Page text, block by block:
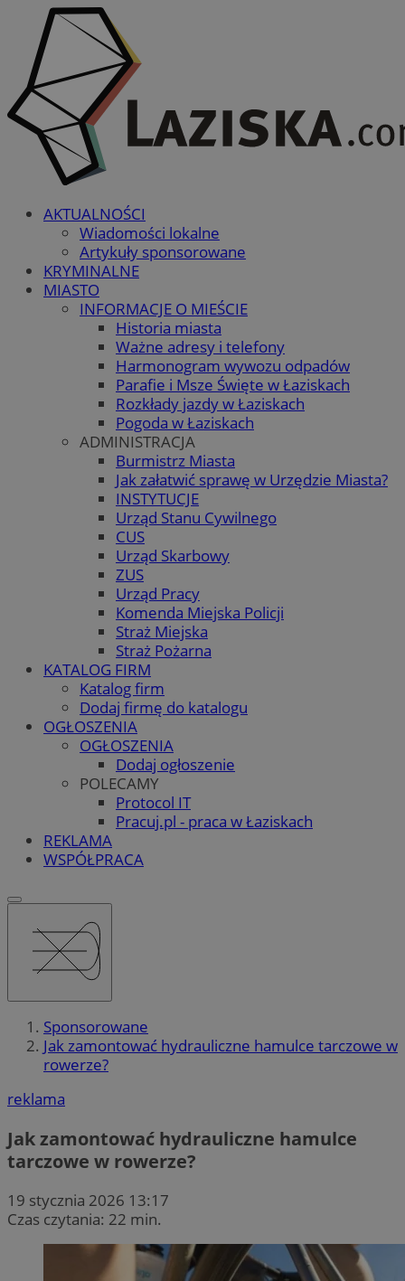
AKTUALNOŚCI
Wiadomości lokalne
Artykuły sponsorowane
KRYMINALNE
MIASTO
INFORMACJE O MIEŚCIE
Historia miasta
Ważne adresy i telefony
Harmonogram wywozu odpadów
Parafie i Msze Święte w Łaziskach
Rozkłady jazdy w Łaziskach
Pogoda w Łaziskach
ADMINISTRACJA
Burmistrz Miasta
Jak załatwić sprawę w Urzędzie Miasta?
INSTYTUCJE
Urząd Stanu Cywilnego
CUS
Urząd Skarbowy
ZUS
Urząd Pracy
Komenda Miejska Policji
Straż Miejska
Straż Pożarna
KATALOG FIRM
Katalog firm
Dodaj firmę do katalogu
OGŁOSZENIA
OGŁOSZENIA
Dodaj ogłoszenie
POLECAMY
Protocol IT
Pracuj.pl - praca w Łaziskach
REKLAMA
WSPÓŁPRACA
Sponsorowane
Jak zamontować hydrauliczne hamulce tarczowe w
rowerze?
reklama
Jak zamontować hydrauliczne hamulce
tarczowe w rowerze?
19 stycznia 2026 13:17
Czas czytania: 22 min.